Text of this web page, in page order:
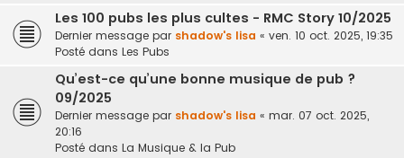
Les 100 pubs les plus cultes - RMC Story 10/2025
Dernier message par shadow's lisa « ven. 10 oct. 2025, 19:35
Posté dans Les Pubs
Qu’est-ce qu’une bonne musique de pub ?
09/2025
Dernier message par shadow's lisa « mar. 07 oct. 2025,
20:16
Posté dans La Musique & la Pub